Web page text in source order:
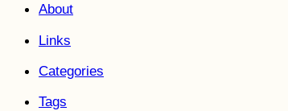
About
Links
Categories
Tags